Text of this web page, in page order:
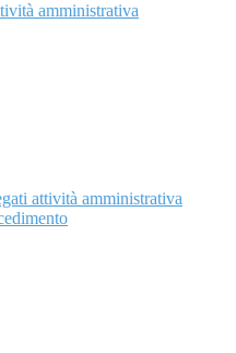
amministrativa
attività amministrativa